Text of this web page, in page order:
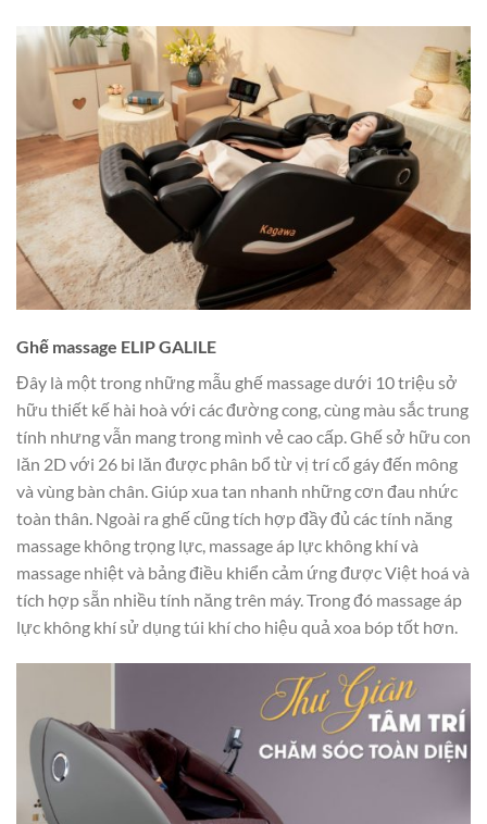
Ghế massage ELIP GALILE
Đây là một trong những mẫu ghế massage dưới 10 triệu sở
hữu thiết kế hài hoà với các đường cong, cùng màu sắc trung
tính nhưng vẫn mang trong mình vẻ cao cấp. Ghế sở hữu con
lăn 2D với 26 bi lăn được phân bổ từ vị trí cổ gáy đến mông
và vùng bàn chân. Giúp xua tan nhanh những cơn đau nhức
toàn thân. Ngoài ra ghế cũng tích hợp đầy đủ các tính năng
massage không trọng lực, massage áp lực không khí và
massage nhiệt và bảng điều khiển cảm ứng được Việt hoá và
tích hợp sẵn nhiều tính năng trên máy. Trong đó massage áp
lực không khí sử dụng túi khí cho hiệu quả xoa bóp tốt hơn.